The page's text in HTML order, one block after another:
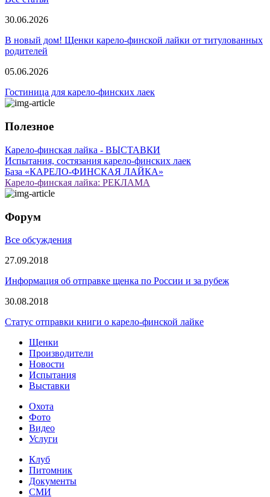
30.06.2026
В новый дом! Щенки карело-финской лайки от титулованных
родителей
05.06.2026
Гостиница для карело-финских лаек
Полезное
Карело-финская лайка - ВЫСТАВКИ
Испытания, состязания карело-финских лаек
База «КАРЕЛО-ФИНСКАЯ ЛАЙКА»
Карело-финская лайка: РЕКЛАМА
Форум
Все обсуждения
27.09.2018
Информация об отправке щенка по России и за рубеж
30.08.2018
Статус отправки книги о карело-финской лайке
Щенки
Производители
Новости
Испытания
Выставки
Охота
Фото
Видео
Услуги
Клуб
Питомник
Документы
СМИ